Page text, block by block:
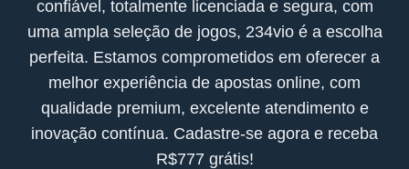
confiável, totalmente licenciada e segura, com
uma ampla seleção de jogos, 234vio é a escolha
perfeita. Estamos comprometidos em oferecer a
melhor experiência de apostas online, com
qualidade premium, excelente atendimento e
inovação contínua. Cadastre-se agora e receba
R$777 grátis!